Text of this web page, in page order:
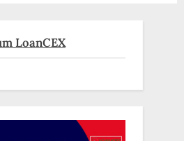
LoanCEX